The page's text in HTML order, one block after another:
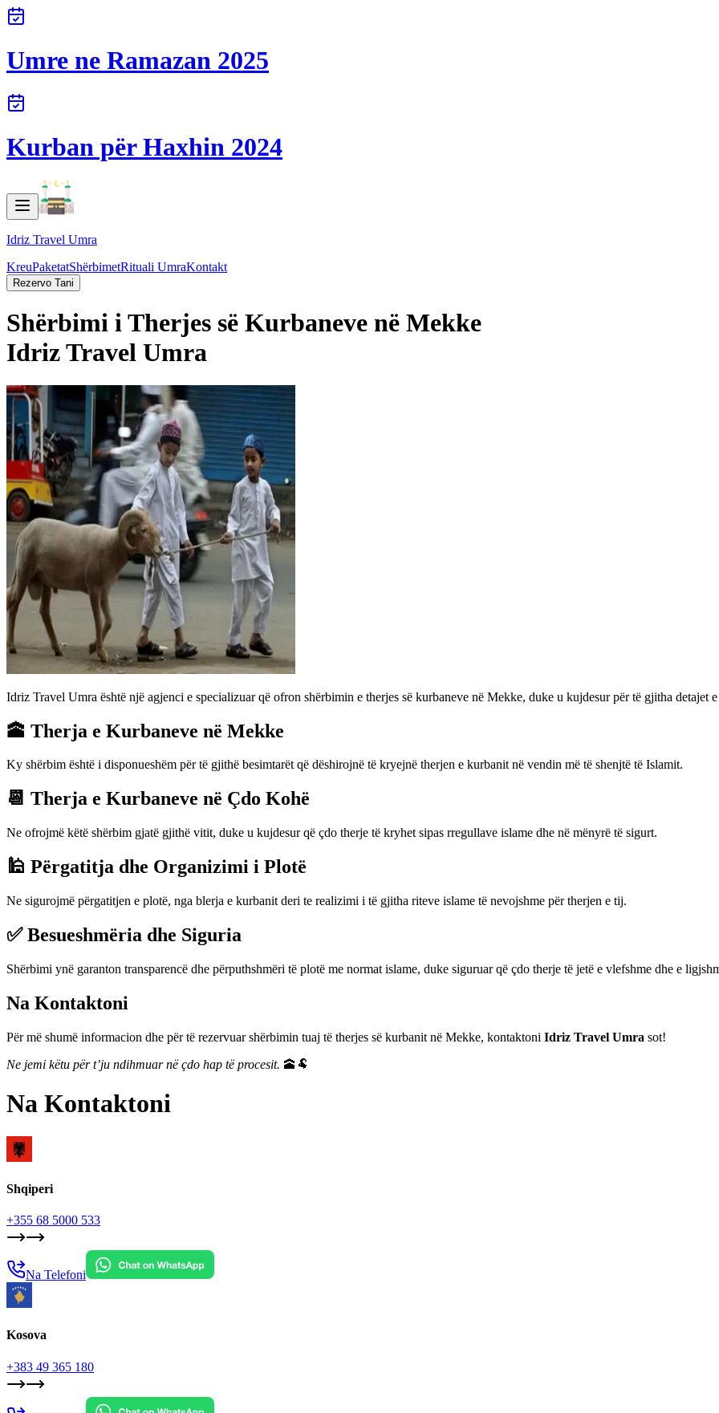
Umre ne Ramazan 2025
Kurban për Haxhin 2024
Idriz Travel Umra
KreuPaketatShërbimetRituali UmraKontakt
Rezervo Tani
Shërbimi i Therjes së Kurbaneve në Mekke
Idriz Travel Umra
Idriz Travel Umra është një agjenci e specializuar që ofron shërbimin e therjes së kurbaneve në Mekke, duke u kujdesur për të gjitha detajet
🕋 Therja e Kurbaneve në Mekke
Ky shërbim është i disponueshëm për të gjithë besimtarët që dëshirojnë të kryejnë therjen e kurbanit në vendin më të shenjtë të Islamit.
📆 Therja e Kurbaneve në Çdo Kohë
Ne ofrojmë këtë shërbim gjatë gjithë vitit, duke u kujdesur që çdo therje të kryhet sipas rregullave islame dhe në mënyrë të sigurt.
🕌 Përgatitja dhe Organizimi i Plotë
Ne sigurojmë përgatitjen e plotë, nga blerja e kurbanit deri te realizimi i të gjitha riteve islame të nevojshme për therjen e tij.
✅ Besueshmëria dhe Siguria
Shërbimi ynë garanton transparencë dhe përputhshmëri të plotë me normat islame, duke siguruar që çdo therje të jetë e vlefshme dhe e
Na Kontaktoni
Për më shumë informacion dhe për të rezervuar shërbimin tuaj të therjes së kurbanit në Mekke, kontaktoni Idriz Travel Umra sot!
Ne jemi këtu për t’ju ndihmuar në çdo hap të procesit. 🕋🐏
Na Kontaktoni
Shqiperi
+355 68 5000 533
Na Telefoni
Kosova
+383 49 365 180